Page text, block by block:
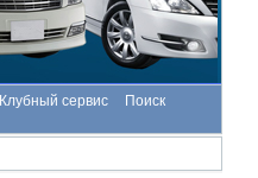
Клубный сервис
Поиск